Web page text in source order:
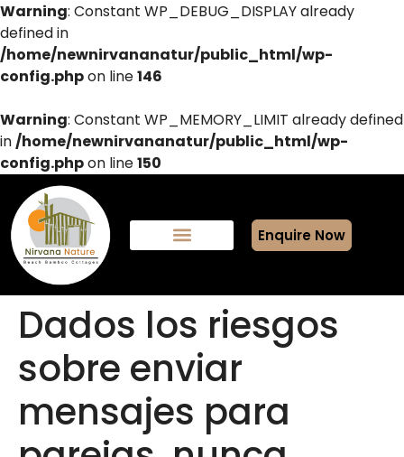
Warning: Constant WP_DEBUG_DISPLAY already
defined in
/home/newnirvananatur/public_html/wp-
config.phpon line146
Warning: Constant WP_MEMORY_LIMIT already defined
in/home/newnirvananatur/public_html/wp-
config.phpon line150
Enquire Now
Dados los riesgos
sobre enviar
mensajes para